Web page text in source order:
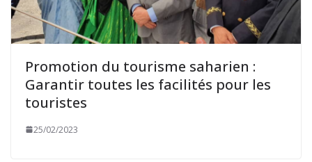
Promotion du tourisme saharien :
Garantir toutes les facilités pour les
touristes
25/02/2023